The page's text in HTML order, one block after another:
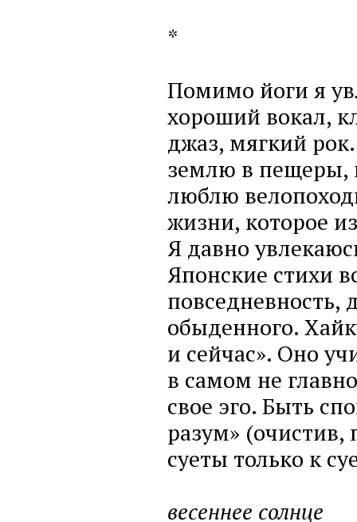
*
Помимо йоги я
хороший вокал,
джаз, мягкий
землю в пещеры,
люблю
жизни, которое
Я давно
Японские стихи
повседневность,
обыденного.
и сейчас». Оно
в самом не
свое эго. Быть
разум» (очистив,
суеты только к
весеннее солнце